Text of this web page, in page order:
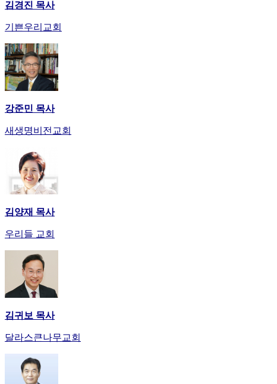
김경진 목사
기쁜우리교회
강준민 목사
새생명비전교회
김양재 목사
우리들 교회
김귀보 목사
달라스큰나무교회